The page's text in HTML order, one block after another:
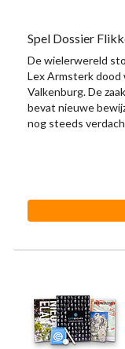
Spel Dossier
De wielerwereld
Lex Armsterk
Valkenburg. De
bevat nieuwe
nog steeds